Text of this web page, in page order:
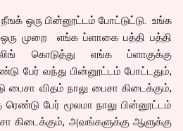
ஒரு பின்னூட்டம் போட்டுட்டு. உங்க
ஒரு முறை எங்க ப்ளாகை பத்தி பத்தி
கொடுத்து எங்க ப்ளாகுக்கு
பேர் வந்து பின்னூட்டம் போட்டதும்,
பைசா விதம் நாலு பைசா கிடைக்கும்,
பேர் மூலமா நாலு பின்னூட்டம்
கிடைக்கும், அவங்களுக்கு ஆளுக்கு